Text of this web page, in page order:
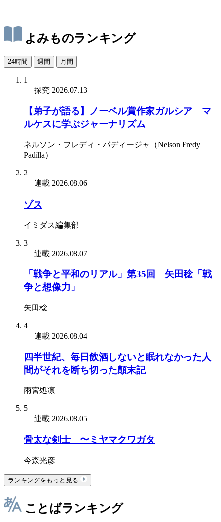
よみものランキング
24時間 週間 月間
1
探究 2026.07.13
【弟子が語る】ノーベル賞作家ガルシア゠マ
ルケスに学ぶジャーナリズム
ネルソン・フレディ・パディージャ（Nelson Fredy
Padilla）
2
連載 2026.08.06
ゾス
イミダス編集部
3
連載 2026.08.07
「戦争と平和のリアル」第35回 矢田稔「戦
争と想像力」
矢田稔
4
連載 2026.08.04
四半世紀、毎日飲酒しないと眠れなかった人
間がそれを断ち切った顛末記
雨宮処凛
5
連載 2026.08.05
骨太な剣士 〜ミヤマクワガタ
今森光彦
ランキングをもっと見る
ことばランキング